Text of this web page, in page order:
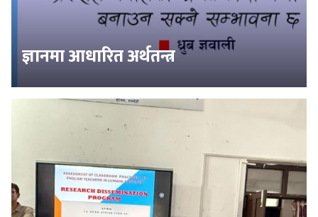
ज्ञानमा आधारित अर्थतन्त्र